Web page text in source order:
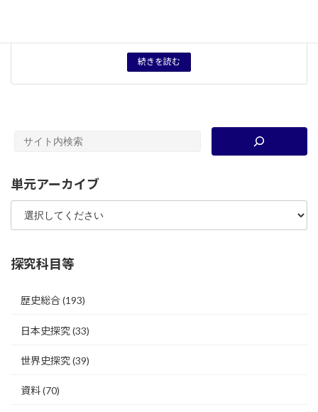
続きを読む
単元アーカイブ
探究科目等
歴史総合(193)
日本史探究(33)
世界史探究(39)
資料(70)